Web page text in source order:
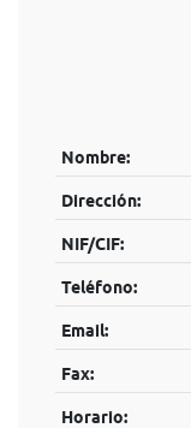
Nombre:
Dirección:
NIF/CIF:
Teléfono:
Email:
Fax:
Horario: